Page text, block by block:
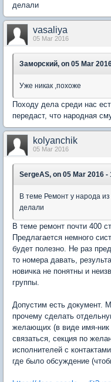
делали
vasaliya
05 Mar 2016
Заморский, on 05 Mar
Уже никак ,похоже
Походу дела среди нас
передаст, что народная
kolyanchik
05 Mar 2016
SergeAS, on 05 Mar 2016 -
В теме Ремонт у народа
делали
В теме ремонт почти 400
Предлагается немного
будет полезно. Не раз
то номера давать,
новичка не понятны и
группы.
Допустим есть документ.
прочему сделать
желающих (в виде имя-
связаться, секция по
исполнителей с
где было обсуждение